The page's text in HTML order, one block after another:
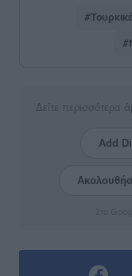
Δείτε περισσότερα
Add